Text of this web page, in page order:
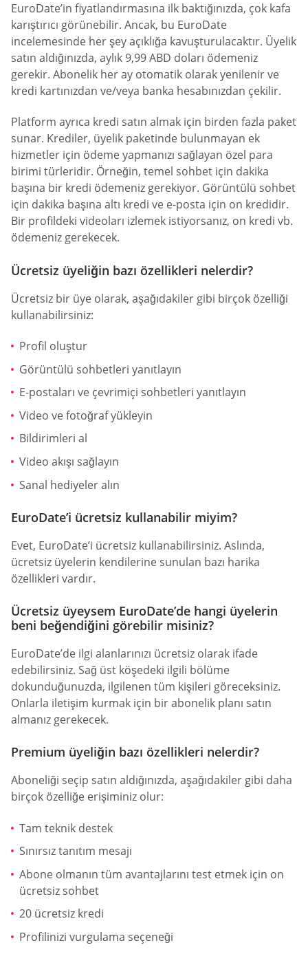
EuroDate’in fiyatlandırmasına ilk baktığınızda, çok kafa
karıştırıcı görünebilir. Ancak, bu EuroDate
incelemesinde her şey açıklığa kavuşturulacaktır. Üyelik
satın aldığınızda, aylık 9,99 ABD doları ödemeniz
gerekir. Abonelik her ay otomatik olarak yenilenir ve
kredi kartınızdan ve/veya banka hesabınızdan çekilir.
Platform ayrıca kredi satın almak için birden fazla paket
sunar. Krediler, üyelik paketinde bulunmayan ek
hizmetler için ödeme yapmanızı sağlayan özel para
birimi türleridir. Örneğin, temel sohbet için dakika
başına bir kredi ödemeniz gerekiyor. Görüntülü sohbet
için dakika başına altı kredi ve e-posta için on kredidir.
Bir profildeki videoları izlemek istiyorsanız, on kredi vb.
ödemeniz gerekecek.
Ücretsiz üyeliğin bazı özellikleri nelerdir?
Ücretsiz bir üye olarak, aşağıdakiler gibi birçok özelliği
kullanabilirsiniz:
Profil oluştur
Görüntülü sohbetleri yanıtlayın
E-postaları ve çevrimiçi sohbetleri yanıtlayın
Video ve fotoğraf yükleyin
Bildirimleri al
Video akışı sağlayın
Sanal hediyeler alın
EuroDate’i ücretsiz kullanabilir miyim?
Evet, EuroDate’i ücretsiz kullanabilirsiniz. Aslında,
ücretsiz üyelerin kendilerine sunulan bazı harika
özellikleri vardır.
Ücretsiz üyeysem EuroDate’de hangi üyelerin
beni beğendiğini görebilir misiniz?
EuroDate’de ilgi alanlarınızı ücretsiz olarak ifade
edebilirsiniz. Sağ üst köşedeki ilgili bölüme
dokunduğunuzda, ilgilenen tüm kişileri göreceksiniz.
Onlarla iletişim kurmak için bir abonelik planı satın
almanız gerekecek.
Premium üyeliğin bazı özellikleri nelerdir?
Aboneliği seçip satın aldığınızda, aşağıdakiler gibi daha
birçok özelliğe erişiminiz olur:
Tam teknik destek
Sınırsız tanıtım mesajı
Abone olmanın tüm avantajlarını test etmek için on
ücretsiz sohbet
20 ücretsiz kredi
Profilinizi vurgulama seçeneği